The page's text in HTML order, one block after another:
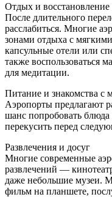
Отдых и восстановление
После длительного
расслабиться. Многие
зонами отдыха с
капсульные отели или
также воспользоваться
для медитации.
Питание и знакомства с
Аэропорты предлагают
шанс попробовать
перекусить перед
Развлечения и досуг
Многие современные
развлечений —
даже небольшие музеи.
фильм на планшете,